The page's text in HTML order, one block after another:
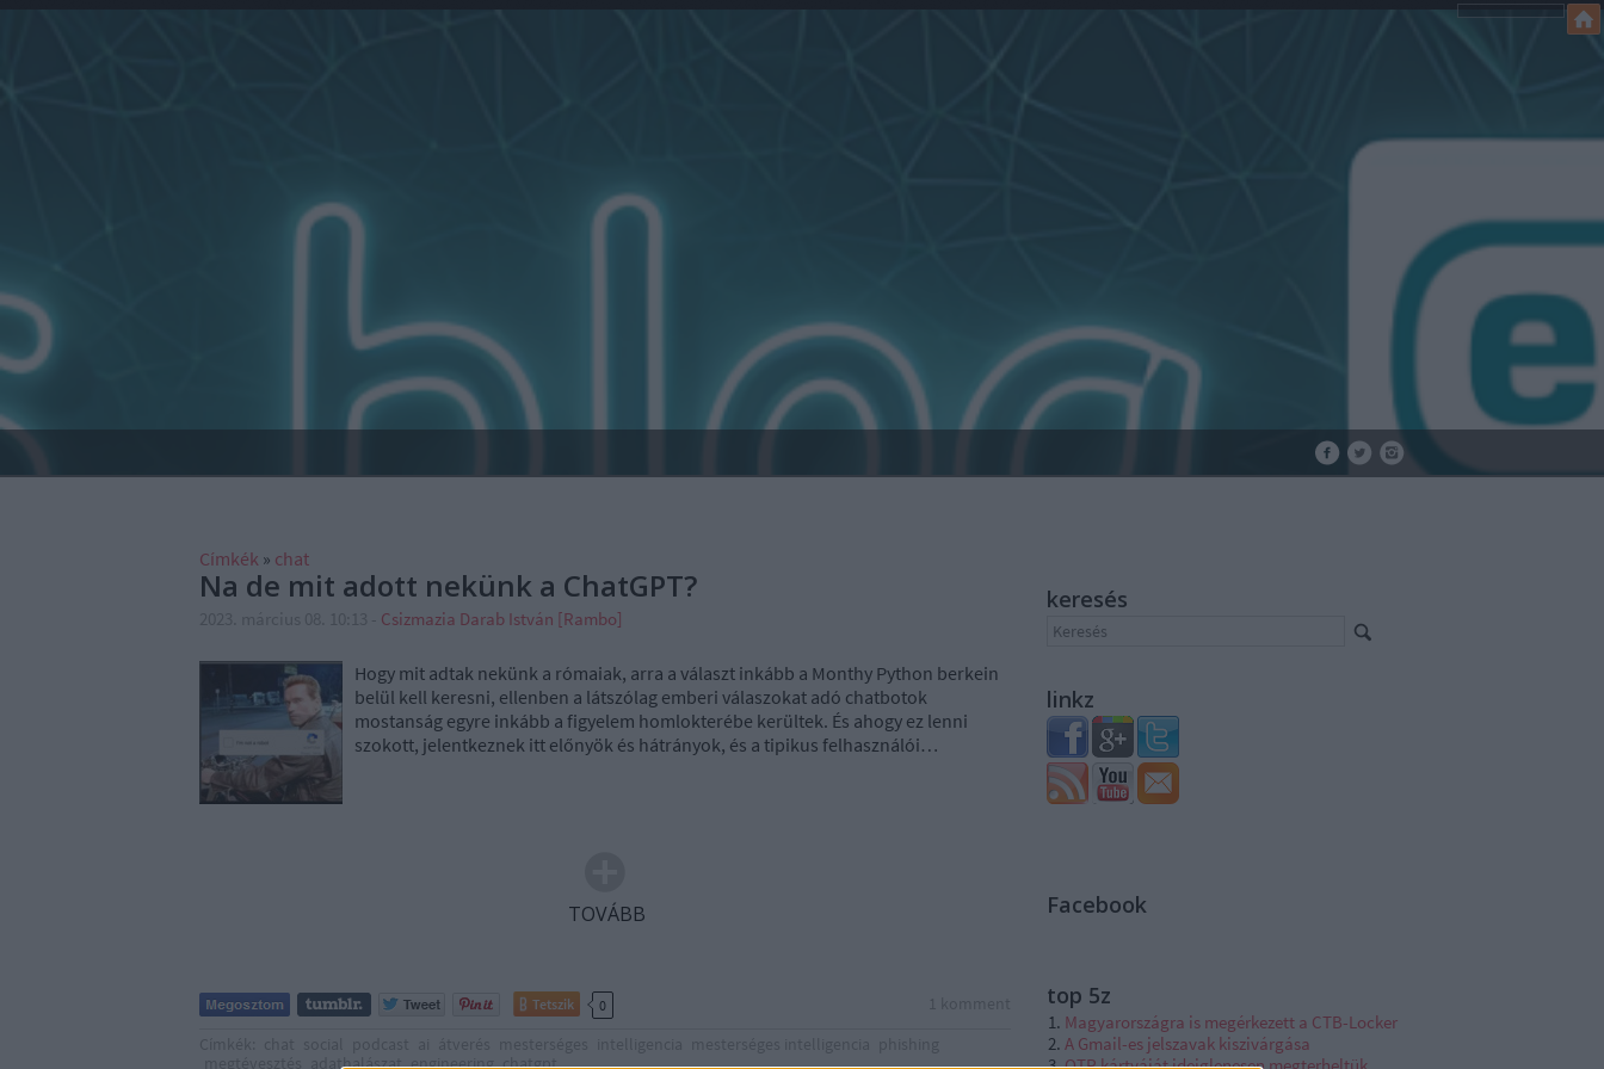
Címkék » chat
Na de mit adott nekünk a ChatGPT?
Csizmazia Darab István [Rambo]
Hogy mit adtak nekünk a rómaiak, arra a választ inkább a Monthy Python berkein
belül kell keresni, ellenben a látszólag emberi válaszokat adó chatbotok
mostanság egyre inkább a figyelem homlokterébe kerültek. És ahogy ez lenni
szokott, jelentkeznek itt előnyök és hátrányok, és a tipikus felhasználói…
TOVÁBB
Tetszik 0
adathalászat engineering chatgpt
keresés
linkz
Facebook
top 5z
Magyarországra is megérkezett a CTB-Locker
A Gmail-es jelszavak kiszivárgása